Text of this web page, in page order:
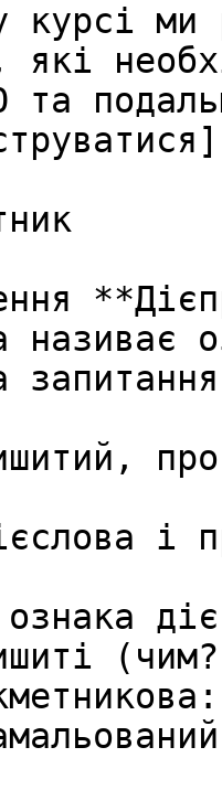
курсі ми
які
та
називає
i